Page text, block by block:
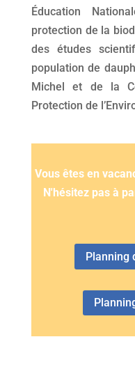
Éducation
protection de la
des études
population de
Michel et de la
Protection de
Vous êtes en
N'hésitez pas à
Planning